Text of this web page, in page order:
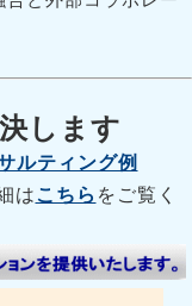
します
ルティング例
は こちら をご覧く